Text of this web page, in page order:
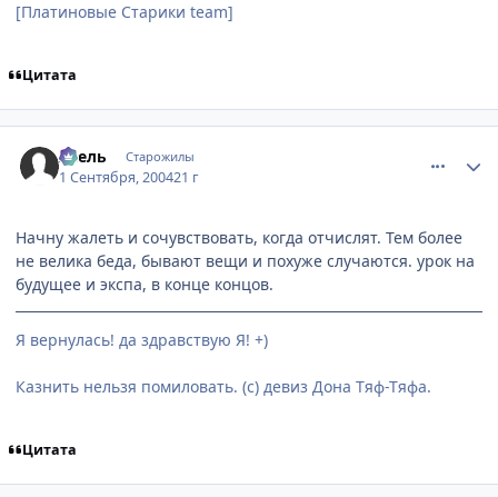
[Платиновые Старики team]
Цитата
Асель Старожилы
1 Сентября, 200421 г
Начну жалеть и сочувствовать, когда отчислят. Тем более
не велика беда, бывают вещи и похуже случаются. урок на
будущее и экспа, в конце концов.
Я вернулась! да здравствую Я! +)
Казнить нельзя помиловать. (с) девиз Дона Тяф-Тяфа.
Цитата